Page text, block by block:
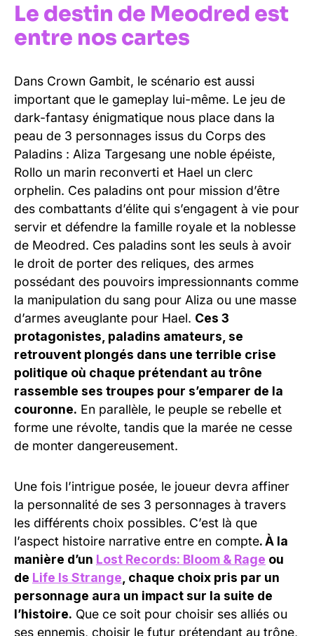
Le destin de Meodred est
entre nos cartes
Dans Crown Gambit, le scénario est aussi
important que le gameplay lui-même. Le jeu de
dark-fantasy énigmatique nous place dans la
peau de 3 personnages issus du Corps des
Paladins : Aliza Targesang une noble épéiste,
Rollo un marin reconverti et Hael un clerc
orphelin. Ces paladins ont pour mission d’être
des combattants d’élite qui s’engagent à vie pour
servir et défendre la famille royale et la noblesse
de Meodred. Ces paladins sont les seuls à avoir
le droit de porter des reliques, des armes
possédant des pouvoirs impressionnants comme
la manipulation du sang pour Aliza ou une masse
d’armes aveuglante pour Hael. Ces 3
protagonistes, paladins amateurs, se
retrouvent plongés dans une terrible crise
politique où chaque prétendant au trône
rassemble ses troupes pour s’emparer de la
couronne. En parallèle, le peuple se rebelle et
forme une révolte, tandis que la marée ne cesse
de monter dangereusement.
Une fois l’intrigue posée, le joueur devra affiner
la personnalité de ses 3 personnages à travers
les différents choix possibles. C’est là que
l’aspect histoire narrative entre en compte. À la
manière d’un Lost Records: Bloom & Rage ou
de Life Is Strange, chaque choix pris par un
personnage aura un impact sur la suite de
l’histoire. Que ce soit pour choisir ses alliés ou
ses ennemis, choisir le futur prétendant au trône,